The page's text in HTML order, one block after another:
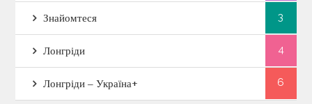
Знайомтеся 3
Лонгріди 4
Лонгріди – Україна+ 6